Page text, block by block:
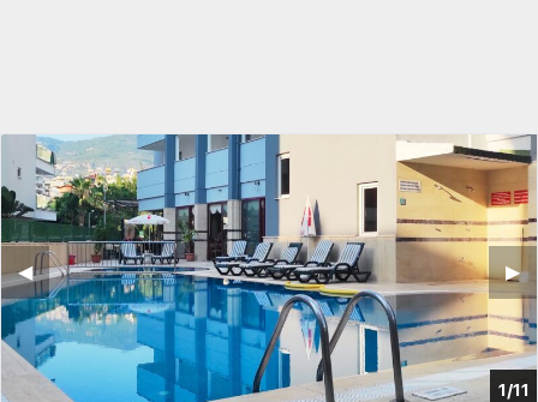
1/11
▶︎
◀︎